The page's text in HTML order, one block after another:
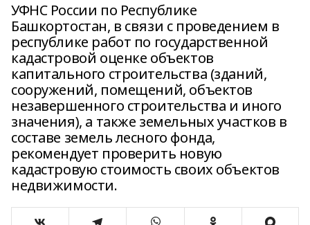
УФНС России по Республике
Башкортостан, в связи с проведением в
республике работ по государственной
кадастровой оценке объектов
капитального строительства (зданий,
сооружений, помещений, объектов
незавершенного строительства и иного
значения), а также земельных участков в
составе земель лесного фонда,
рекомендует проверить новую
кадастровую стоимость своих объектов
недвижимости.